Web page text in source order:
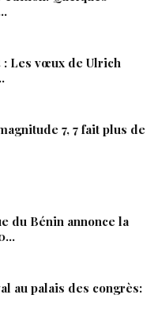
: Les vœux de Ulrich
7, 7 fait plus de
du Bénin annonce la
au palais des congrès: